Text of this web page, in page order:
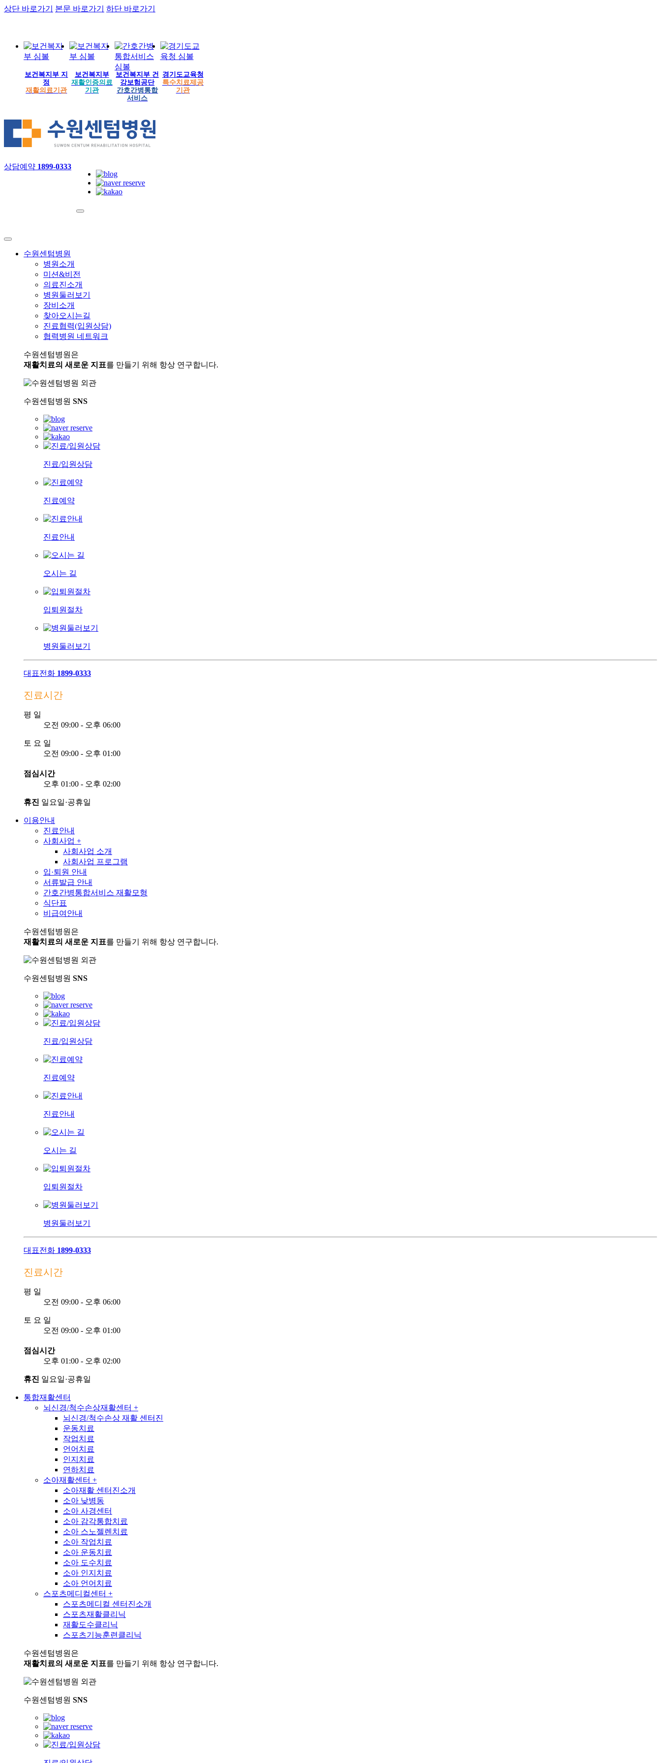
상단 바로가기 본문 바로가기 하단 바로가기
보건복지부 지
정
재활의료기관
보건복지부
재활인증의료
기관
보건복지부 건
강보험공단
간호간병통합
서비스
경기도교육청
특수치료제공
기관
상담예약 1899-0333
수원센텀병원
병원소개
미션&비전
의료진소개
병원둘러보기
장비소개
찾아오시는길
진료협력(입원상담)
협력병원 네트워크
수원센텀병원은
재활치료의 새로운 지표를 만들기 위해 항상 연구합니다.
수원센텀병원 SNS
진료/입원상담
진료예약
진료안내
오시는 길
입퇴원절차
병원둘러보기
대표전화 1899-0333
진료시간
평 일
오전 09:00 - 오후 06:00
토 요 일
오전 09:00 - 오후 01:00
점심시간
오후 01:00 - 오후 02:00
휴진 일요일·공휴일
이용안내
진료안내
사회사업 +
사회사업 소개
사회사업 프로그램
입·퇴원 안내
서류발급 안내
간호간병통합서비스 재활모형
식단표
비급여안내
수원센텀병원은
재활치료의 새로운 지표를 만들기 위해 항상 연구합니다.
수원센텀병원 SNS
진료/입원상담
진료예약
진료안내
오시는 길
입퇴원절차
병원둘러보기
대표전화 1899-0333
진료시간
평 일
오전 09:00 - 오후 06:00
토 요 일
오전 09:00 - 오후 01:00
점심시간
오후 01:00 - 오후 02:00
휴진 일요일·공휴일
통합재활센터
뇌신경/척수손상재활센터 +
뇌신경/척수손상 재활 센터진
운동치료
작업치료
언어치료
인지치료
연하치료
소아재활센터 +
소아재활 센터진소개
소아 낮병동
소아 사경센터
소아 감각통합치료
소아 스노젤렌치료
소아 작업치료
소아 운동치료
소아 도수치료
소아 인지치료
소아 언어치료
스포츠메디컬센터 +
스포츠메디컬 센터진소개
스포츠재활클리닉
재활도수클리닉
스포츠기능훈련클리닉
수원센텀병원은
재활치료의 새로운 지표를 만들기 위해 항상 연구합니다.
수원센텀병원 SNS